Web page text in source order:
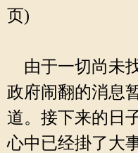
页)
由于一切尚未
政府闹翻的消息
道。接下来的日
心中已经掛了大